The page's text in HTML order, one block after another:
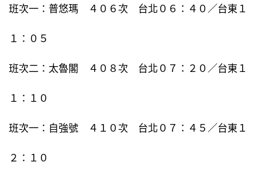
班次一：普悠瑪 ４０６次 台北０６：４０／台東１
１：０５
班次二：太魯閣 ４０８次 台北０７： ２ ０／台東１
１：１０
班次一：自強號 ４１０次 台北０７： ４ ５／台東１
２： １ ０